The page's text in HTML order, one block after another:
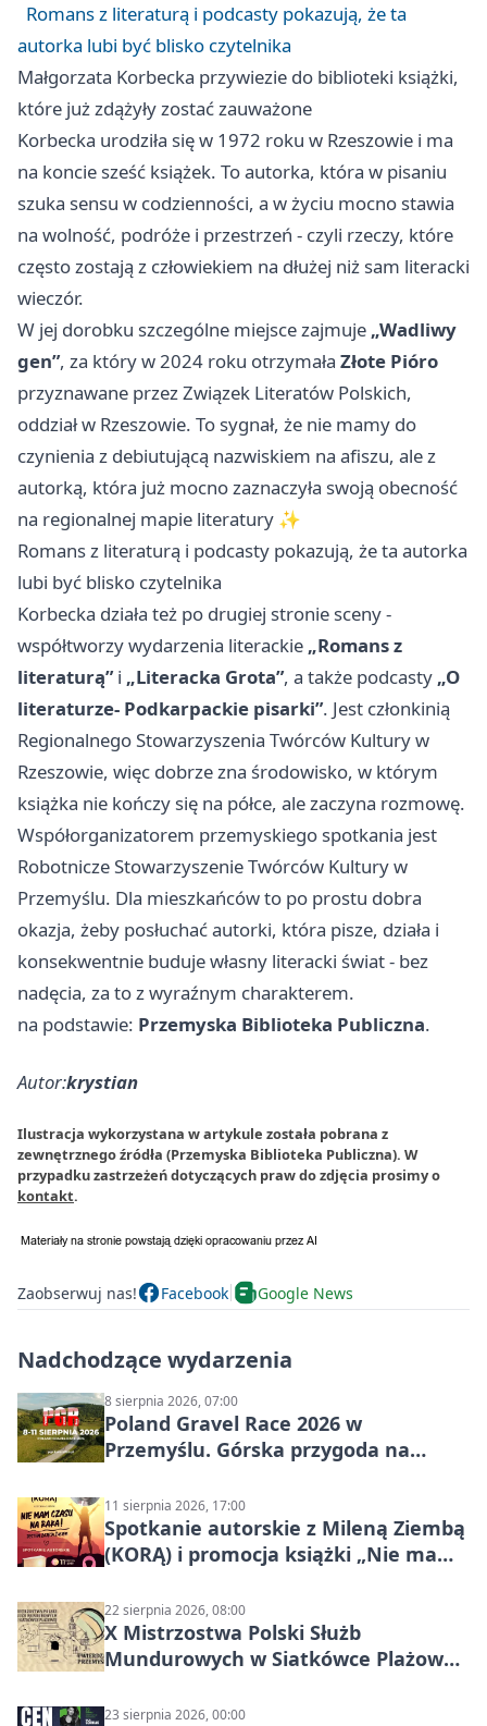
Romans z literaturą i podcasty pokazują, że ta
autorka lubi być blisko czytelnika
Małgorzata Korbecka przywiezie do biblioteki książki,
które już zdążyły zostać zauważone
Korbecka urodziła się w 1972 roku w Rzeszowie i ma
na koncie sześć książek. To autorka, która w pisaniu
szuka sensu w codzienności, a w życiu mocno stawia
na wolność, podróże i przestrzeń - czyli rzeczy, które
często zostają z człowiekiem na dłużej niż sam literacki
wieczór.
W jej dorobku szczególne miejsce zajmuje „Wadliwy
gen”, za który w 2024 roku otrzymała Złote Pióro
przyznawane przez Związek Literatów Polskich,
oddział w Rzeszowie. To sygnał, że nie mamy do
czynienia z debiutującą nazwiskiem na afiszu, ale z
autorką, która już mocno zaznaczyła swoją obecność
na regionalnej mapie literatury ✨
Romans z literaturą i podcasty pokazują, że ta autorka
lubi być blisko czytelnika
Korbecka działa też po drugiej stronie sceny -
współtworzy wydarzenia literackie „Romans z
literaturą”i „Literacka Grota”, a także podcasty „O
literaturze- Podkarpackie pisarki”. Jest członkinią
Regionalnego Stowarzyszenia Twórców Kultury w
Rzeszowie, więc dobrze zna środowisko, w którym
książka nie kończy się na półce, ale zaczyna rozmowę.
Współorganizatorem przemyskiego spotkania jest
Robotnicze Stowarzyszenie Twórców Kultury w
Przemyślu. Dla mieszkańców to po prostu dobra
okazja, żeby posłuchać autorki, która pisze, działa i
konsekwentnie buduje własny literacki świat - bez
nadęcia, za to z wyraźnym charakterem.
na podstawie: Przemyska Biblioteka Publiczna.
Autor:krystian
Ilustracja wykorzystana w artykule została pobrana z
zewnętrznego źródła (Przemyska Biblioteka Publiczna). W
przypadku zastrzeżeń dotyczących praw do zdjęcia prosimy o
kontakt.
Zaobserwuj nas! Facebook Google News
Nadchodzące wydarzenia
8 sierpnia 2026, 07:00
Poland Gravel Race 2026 w
Przemyślu. Górska przygoda na
11 sierpnia 2026, 17:00
Spotkanie autorskie z Mileną Ziembą
(KORĄ) i promocja książki „Nie mam
22 sierpnia 2026, 08:00
X Mistrzostwa Polski Służb
Mundurowych w Siatkówce Plażowej
23 sierpnia 2026, 00:00